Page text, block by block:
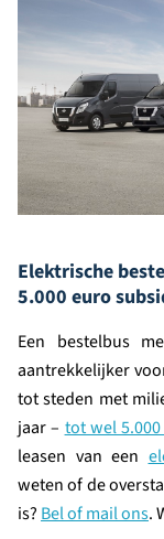
Elektrische
5.000 euro
Een bestelbus
aantrekkelijker
tot steden met
jaar – tot wel
leasen van een
weten of de
is? Bel of mail ons.